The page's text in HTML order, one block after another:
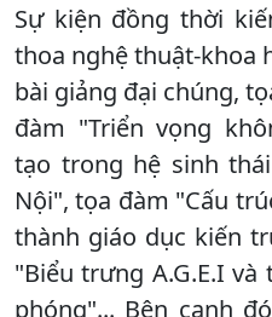
Sự kiện đồng thời
thoa nghệ thuật-khoa
bài giảng đại chúng,
đàm "Triển vọng
tạo trong hệ sinh
Nội", tọa đàm "Cấu
thành giáo dục kiến
"Biểu trưng A.G.E.I
phóng"... Bên cạnh